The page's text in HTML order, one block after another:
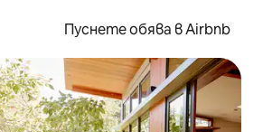
Пуснете обява в Airbnb